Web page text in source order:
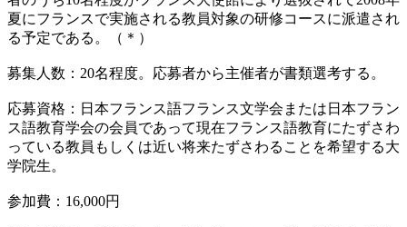
夏にフランスで実施される教員対象の研修コースに派遣され
る予定である。（＊）
募集人数：20名程度。応募者から主催者が書類選考する。
応募資格：日本フランス語フランス文学会または日本フラン
ス語教育学会の会員であって現在フランス語教育にたずさわ
っている教員もしくは近い将来たずさわることを希望する大
学院生。
参加費：16,000円